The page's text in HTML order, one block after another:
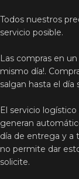
Todos nuestros
servicio posible.
Las compras en
mismo día!.
salgan hasta el día
El servicio
generan
día de entrega y a
no permite dar
solicite.